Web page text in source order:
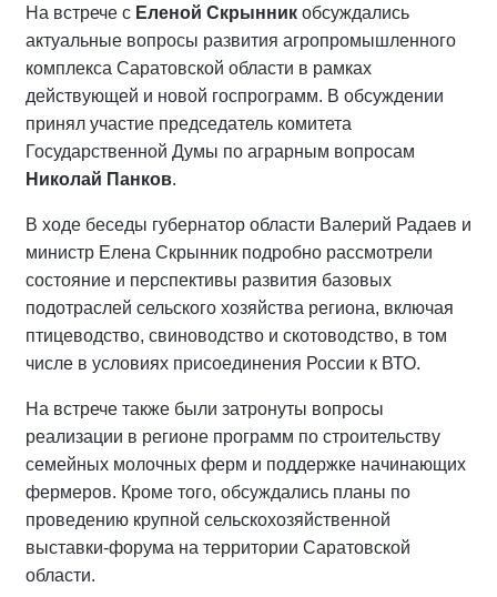
На встрече с Еленой Скрынник обсуждались
актуальные вопросы развития агропромышленного
комплекса Саратовской области в рамках
действующей и новой госпрограмм. В обсуждении
принял участие председатель комитета
Государственной Думы по аграрным вопросам
Николай Панков.
В ходе беседы губернатор области Валерий Радаев и
министр Елена Скрынник подробно рассмотрели
состояние и перспективы развития базовых
подотраслей сельского хозяйства региона, включая
птицеводство, свиноводство и скотоводство, в том
числе в условиях присоединения России к ВТО.
На встрече также были затронуты вопросы
реализации в регионе программ по строительству
семейных молочных ферм и поддержке начинающих
фермеров. Кроме того, обсуждались планы по
проведению крупной сельскохозяйственной
выставки-форума на территории Саратовской
области.